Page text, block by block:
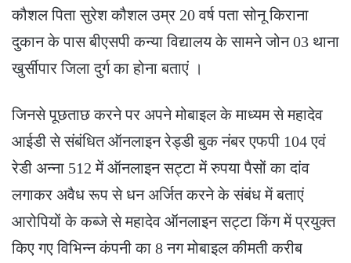
कौशल पिता सुरेश कौशल उम्र 20 वर्ष पता सोनू किराना
दुकान के पास बीएसपी कन्या विद्यालय के सामने जोन 03 थाना
खुर्सीपार जिला दुर्ग का होना बताएं ।
जिनसे पूछताछ करने पर अपने मोबाइल के माध्यम से महादेव
आईडी से संबंधित ऑनलाइन रेड्डी बुक नंबर एफपी 104 एवं
रेडी अन्ना 512 में ऑनलाइन सट्टा में रुपया पैसों का दांव
लगाकर अवैध रूप से धन अर्जित करने के संबंध में बताएं
आरोपियों के कब्जे से महादेव ऑनलाइन सट्टा किंग में प्रयुक्त
किए गए विभिन्न कंपनी का 8 नग मोबाइल कीमती करीब